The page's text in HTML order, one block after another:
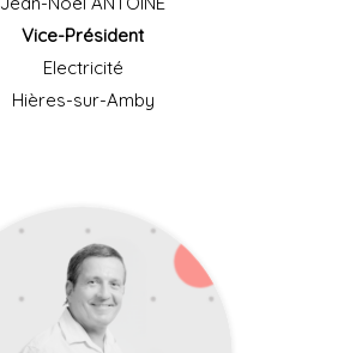
Vice-Président
Electricité
Hières-sur-Amby